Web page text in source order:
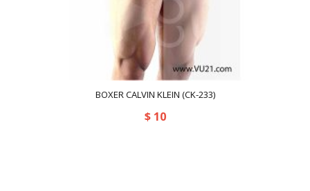
BOXER CALVIN KLEIN (CK-233)
$10